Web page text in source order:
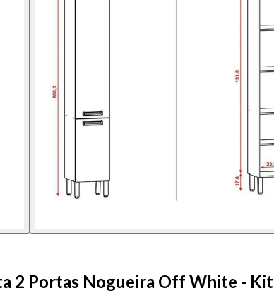
2 Portas Nogueira Off White -